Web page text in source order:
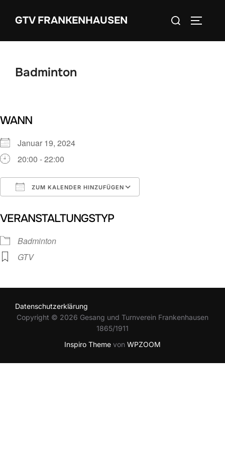
InhaltGTV FRANKENHAUSEN
Suchen
Badminton
WANN
Januar 19, 2024
20:00 - 22:00
ZUM KALENDER HINZUFÜGEN
VERANSTALTUNGSTYP
Badminton
GTV
Datenschutzerklärung
Copyright © 2026 Gesang und Turnverein Frankenhausen
1865/1911
Inspiro Theme von WPZOOM